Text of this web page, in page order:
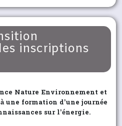
inscriptions
Nature Environnement et
une formation d’une journée
sur l’énergie.